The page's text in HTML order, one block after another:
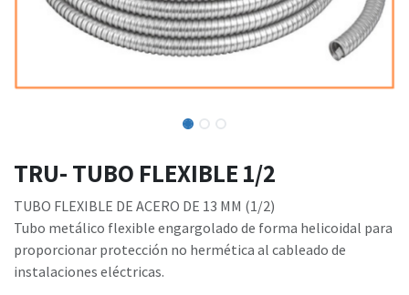
TRU- TUBO FLEXIBLE 1/2
TUBO FLEXIBLE DE ACERO DE 13 MM (1/2)
Tubo metálico flexible engargolado de forma helicoidal para
proporcionar protección no hermética al cableado de
instalaciones eléctricas.